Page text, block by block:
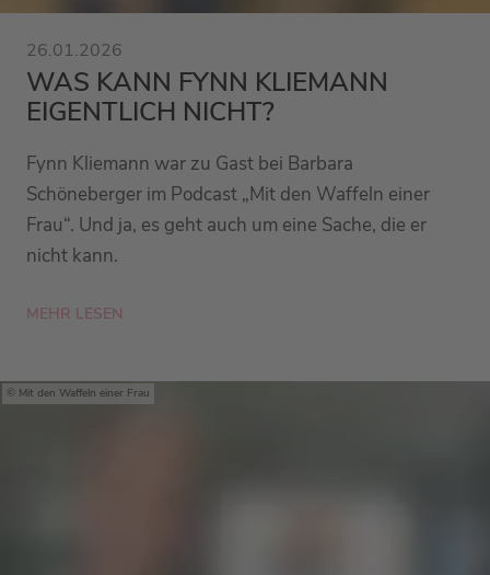
26.01.2026
WAS KANN FYNN KLIEMANN
EIGENTLICH NICHT?
Fynn Kliemann war zu Gast bei Barbara
Schöneberger im Podcast „Mit den Waffeln einer
Frau“. Und ja, es geht auch um eine Sache, die er
nicht kann.
MEHR LESEN
Mit den Waffeln einer Frau